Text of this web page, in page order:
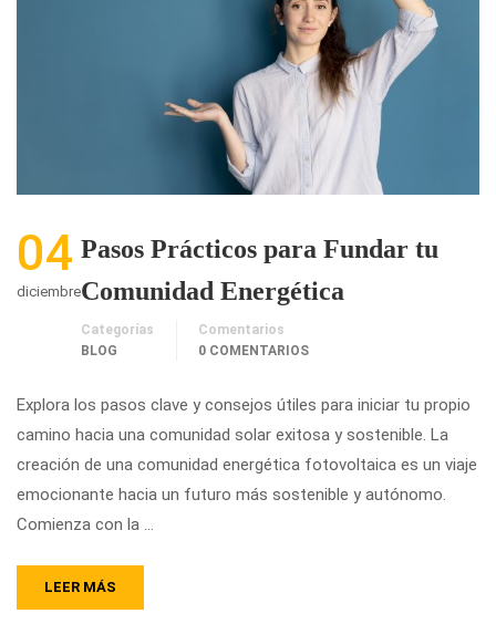
04
diciembre
Pasos Prácticos para Fundar tu
Comunidad Energética
Categorías
BLOG
Comentarios
0 COMENTARIOS
Explora los pasos clave y consejos útiles para iniciar tu propio
camino hacia una comunidad solar exitosa y sostenible. La
creación de una comunidad energética fotovoltaica es un viaje
emocionante hacia un futuro más sostenible y autónomo.
Comienza con la …
LEER MÁS